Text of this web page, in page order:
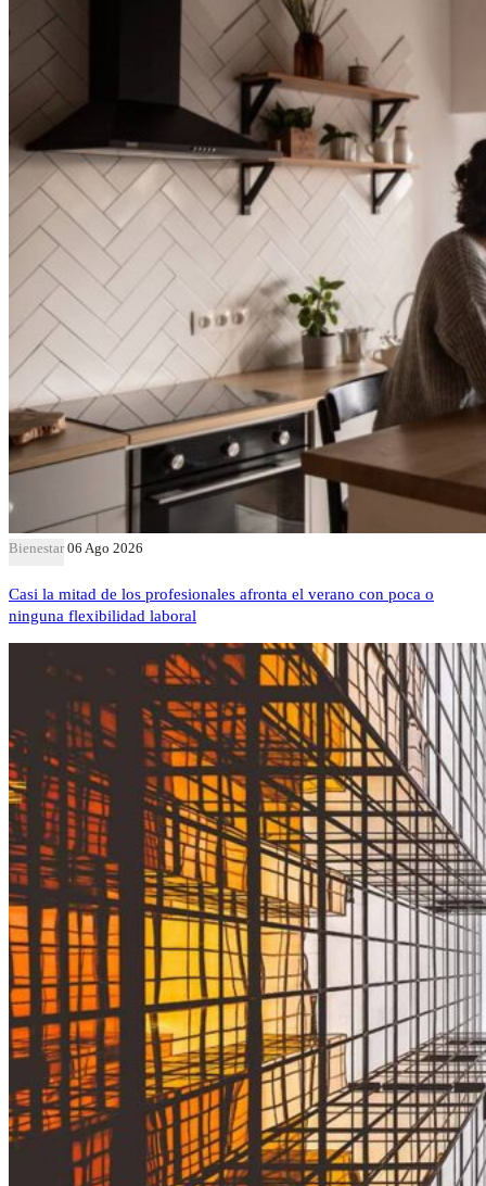
Bienestar 06 Ago 2026
Casi la mitad de los profesionales afronta el verano con poca o
ninguna flexibilidad laboral